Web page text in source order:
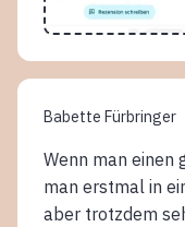
Babette Fürbringer
Wenn man einen
man erstmal in
aber trotzdem